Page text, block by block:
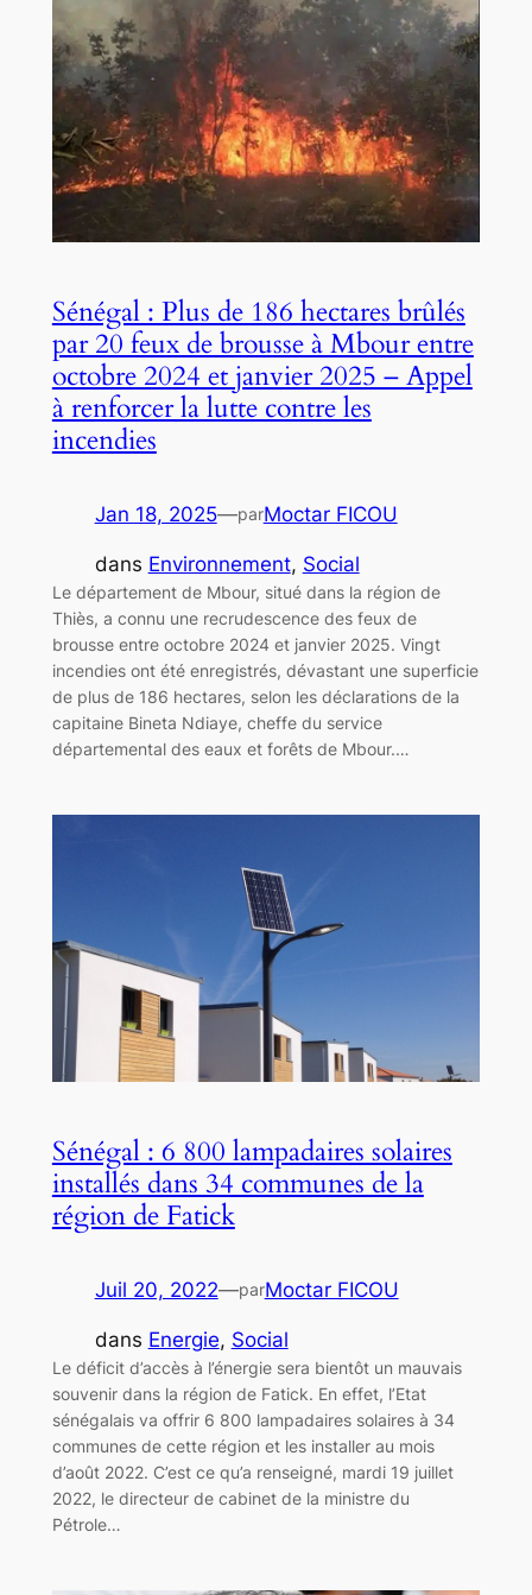
Sénégal : Plus de 186 hectares brûlés
par 20 feux de brousse à Mbour entre
octobre 2024 et janvier 2025 – Appel
à renforcer la lutte contre les
incendies
Jan 18, 2025—parMoctar FICOU
dans Environnement, Social
Le département de Mbour, situé dans la région de
Thiès, a connu une recrudescence des feux de
brousse entre octobre 2024 et janvier 2025. Vingt
incendies ont été enregistrés, dévastant une superficie
de plus de 186 hectares, selon les déclarations de la
capitaine Bineta Ndiaye, cheffe du service
départemental des eaux et forêts de Mbour.…
Sénégal : 6 800 lampadaires solaires
installés dans 34 communes de la
région de Fatick
Juil 20, 2022—parMoctar FICOU
dans Energie, Social
Le déficit d’accès à l’énergie sera bientôt un mauvais
souvenir dans la région de Fatick. En effet, l’Etat
sénégalais va offrir 6 800 lampadaires solaires à 34
communes de cette région et les installer au mois
d’août 2022. C’est ce qu’a renseigné, mardi 19 juillet
2022, le directeur de cabinet de la ministre du
Pétrole…